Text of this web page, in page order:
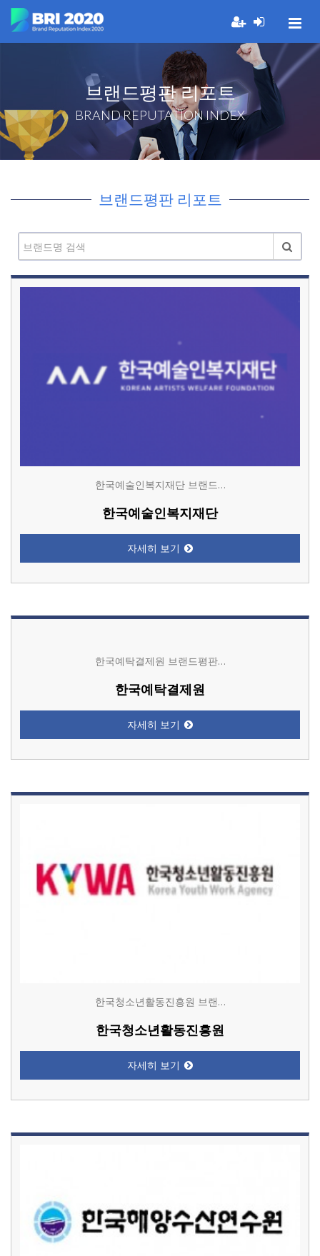
브랜드평판 리포트
BRAND REPUTATION INDEX
브랜드평판 리포트
한국예술인복지재단 브랜드…
한국예술인복지재단
자세히 보기
한국예탁결제원 브랜드평판…
한국예탁결제원
자세히 보기
한국청소년활동진흥원 브랜…
한국청소년활동진흥원
자세히 보기